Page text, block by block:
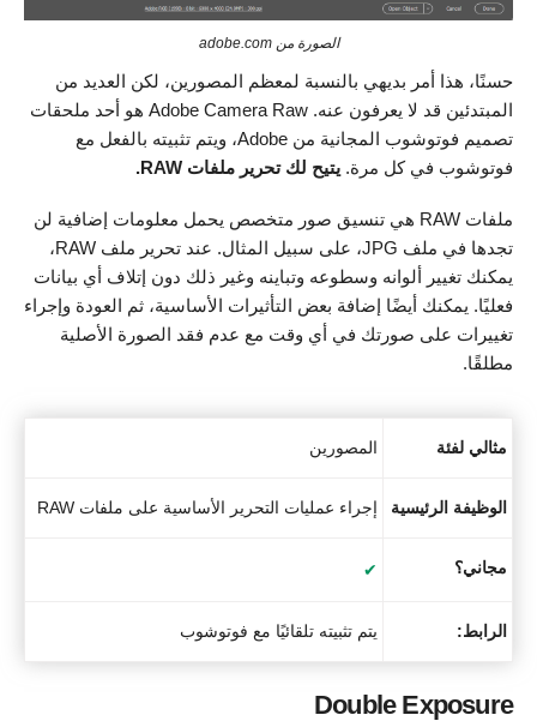
الصورة من adobe.com
حسنًا، هذا أمر بديهي بالنسبة لمعظم المصورين، لكن العديد من
المبتدئين قد لا يعرفون عنه. Adobe Camera Raw هو أحد ملحقات
تصميم فوتوشوب المجانية من Adobe، ويتم تثبيته بالفعل مع
فوتوشوب في كل مرة. يتيح لك تحرير ملفات RAW.
ملفات RAW هي تنسيق صور متخصص يحمل معلومات إضافية لن
تجدها في ملف JPG، على سبيل المثال. عند تحرير ملف RAW،
يمكنك تغيير ألوانه وسطوعه وتباينه وغير ذلك دون إتلاف أي بيانات
فعليًا. يمكنك أيضًا إضافة بعض التأثيرات الأساسية، ثم العودة وإجراء
تغييرات على صورتك في أي وقت مع عدم فقد الصورة الأصلية
مطلقًا.
مثالي لفئة المصورين
الوظيفة الرئيسية إجراء عمليات التحرير الأساسية على ملفات RAW
مجاني؟ ✔
الرابط: يتم تثبيته تلقائيًا مع فوتوشوب
Double Exposure